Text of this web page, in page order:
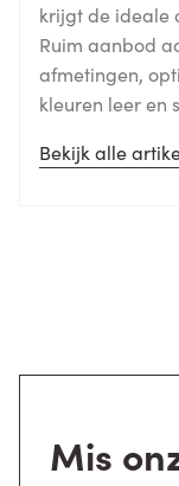
krijgt de ideale
Ruim aanbod
afmetingen,
kleuren leer en
Bekijk alle
Mis